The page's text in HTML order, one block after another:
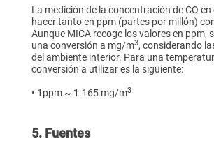
La medición de la concentración de CO en
hacer tanto en ppm (partes por millón)
Aunque MICA recoge los valores en ppm,
una conversión a mg/m3, considerando
del ambiente interior. Para una
conversión a utilizar es la siguiente:
• 1ppm ~ 1.165 mg/m3
5. Fuentes